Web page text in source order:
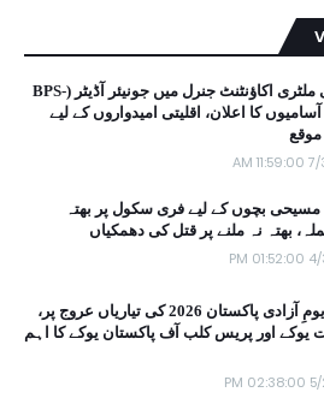
آفس آف دی ملٹری اکاؤنٹنٹ جنرل میں جونیئر آڈیٹر (BPS-
11) کی 274 آسامیوں کا اعلان، اقلیتی امیدواروں کے لیے
موقع
7/
مسیحی بچوں کے لیے فری سکول پر بھتہ
بھتہ نہ ملنے پر قتل کی دھمکیاں
4/
انگلینڈ میں یومِ آزادی پاکستان 2026 کی تیاریاں عروج پر،
اور پریس کلب آف پاکستان یوکے کا اہم
5/